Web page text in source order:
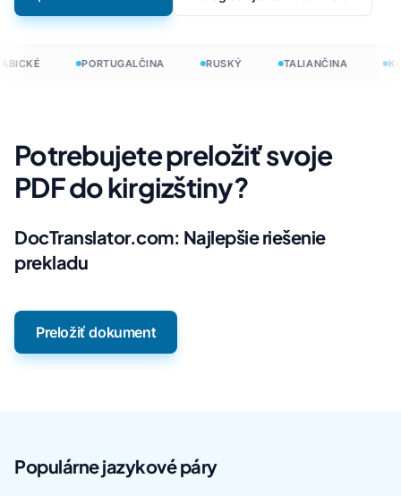
PORTUGALČINA RUSKÝ TALIANČINA
Potrebujete preložiť svoje
PDF do kirgizštiny?
DocTranslator.com: Najlepšie riešenie
prekladu
Preložiť dokument
Populárne jazykové páry